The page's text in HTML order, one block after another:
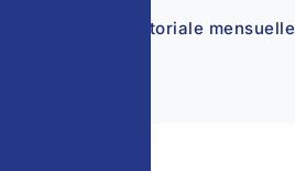
Stratégie éditoriale mensuelle